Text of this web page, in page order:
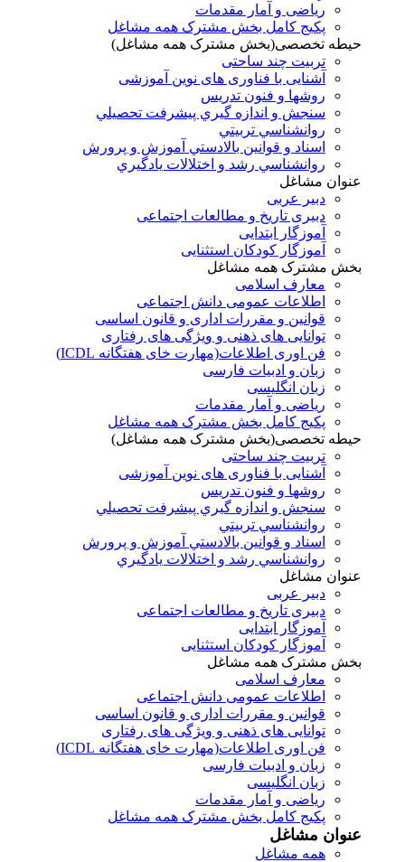
ریاضی و آمار مقدمات
پکیج کامل بخش مشترک همه مشاغل
حیطه تخصصی(بخش مشترک همه مشاغل)
تربیت چند ساحتی
آشنایی با فناوری های نوین آموزشی
روشها و فنون تدريس
سنجش و اندازه گيري پيشرفت تحصيلي
روانشناسي تربيتي
اسناد و قوانين بالادستي آموزش و پرورش
روانشناسي رشد و اختلالات يادگيري
عنوان مشاغل
دبير عربی
دبیری تاریخ و مطالعات اجتماعی
آموزگار ابتدایی
آموزگار کودکان استثنایی
بخش مشترک همه مشاغل
معارف اسلامی
اطلاعات عمومی دانش اجتماعی
قوانین و مقررات اداری و قانون اساسی
توانایی های ذهنی و ویژگی های رفتاری
فن اوری اطلاعات(مهارت خای هفتگانه ICDL)
زبان و ادبیات فارسی
زبان انگلیسی
ریاضی و آمار مقدمات
پکیج کامل بخش مشترک همه مشاغل
حیطه تخصصی(بخش مشترک همه مشاغل)
تربیت چند ساحتی
آشنایی با فناوری های نوین آموزشی
روشها و فنون تدريس
سنجش و اندازه گيري پيشرفت تحصيلي
روانشناسي تربيتي
اسناد و قوانين بالادستي آموزش و پرورش
روانشناسي رشد و اختلالات يادگيري
عنوان مشاغل
دبير عربی
دبیری تاریخ و مطالعات اجتماعی
آموزگار ابتدایی
آموزگار کودکان استثنایی
بخش مشترک همه مشاغل
معارف اسلامی
اطلاعات عمومی دانش اجتماعی
قوانین و مقررات اداری و قانون اساسی
توانایی های ذهنی و ویژگی های رفتاری
فن اوری اطلاعات(مهارت خای هفتگانه ICDL)
زبان و ادبیات فارسی
زبان انگلیسی
ریاضی و آمار مقدمات
پکیج کامل بخش مشترک همه مشاغل
عنوان مشاغل
همه مشاغل